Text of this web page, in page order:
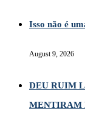
Isso não é
August 9, 2026
DEU RUIM
MENTIRAM